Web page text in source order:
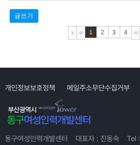
글쓰기
1 2 3 4
개인정보보호정책 메일주소무단수집거부
동구여성인력개발센터 대표자 : 진동숙 Tel :